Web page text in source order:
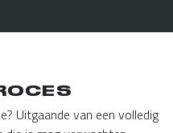
Uitgaande van een volledig